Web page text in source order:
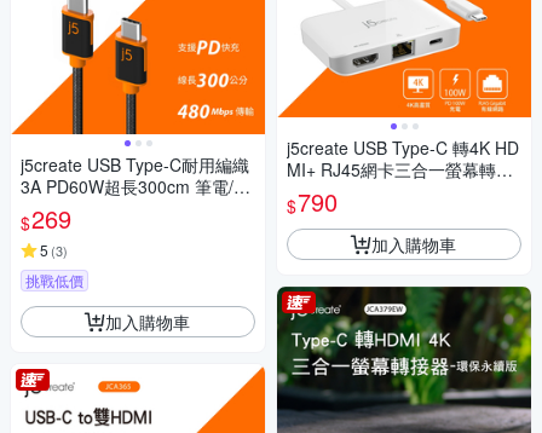
j5create USB Type-C耐用編織
3A PD60W超長300cm 筆電/平
板/手機 快速充電傳輸線– JUC
X24L30
$269
5 (3)
挑戰低價
加入購物車
j5create USB Type-C 轉4K HD
MI+ RJ45網卡三合一螢幕轉接
器 – JCA351
$790
加入購物車